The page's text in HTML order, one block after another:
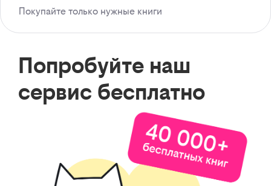
Покупайте только нужные книги
Попробуйте наш
сервис бесплатно